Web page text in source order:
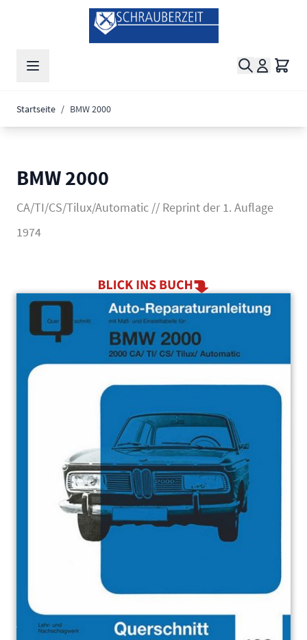
Zum Inhalt springen
Suche
Startseite / BMW 2000
BMW 2000
CA/TI/CS/Tilux/Automatic // Reprint der 1. Auflage
1974
Main image
Click to view image in fullscreen